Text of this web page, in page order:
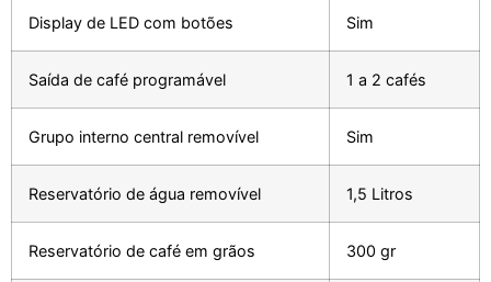
Display de LED com botões Sim
Saída de café programável 1 a 2 cafés
Grupo interno central removível Sim
Reservatório de água removível 1,5 Litros
Reservatório de café em grãos 300 gr